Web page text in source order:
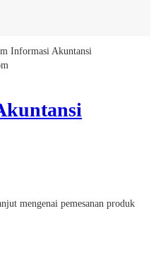
Informasi Akuntansi
mengenai pemesanan produk